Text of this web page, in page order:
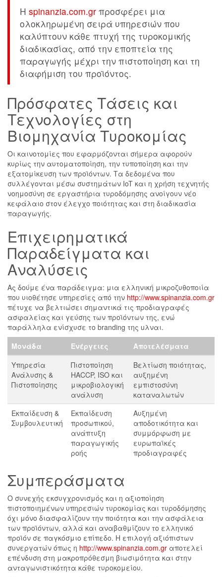
Η spinanzia.com.gr προσφέρει μια
ολοκληρωμένη σειρά υπηρεσιών που
καλύπτουν κάθε πτυχή της τυροκομικής
διαδικασίας, από την εποπτεία της
παραγωγής μέχρι την πιστοποίηση και τη
διαφήμιση του προϊόντος.
Πρόσφατες Τάσεις και
Τεχνολογίες στη
Βιομηχανία Τυροκομίας
Οι καινοτομίες που εφαρμόζονται σήμερα αφορούν
κυρίως την αυτοματοποίηση, την τυποποίηση και την
εξατομίκευση των προϊόντων. Τα δεδομένα που
συλλέγονται μέσω συστημάτων IoT και η χρήση τεχνητής
νοημοσύνη σε εργαστήρια τυροδόμησης ανοίγουν νέο
κεφάλαιο στον έλεγχο ποιότητας και στη διαδικασία
παραγωγής.
Επιχειρηματικά
Παραδείγματα και
Αναλύσεις
Ας δούμε ένα παράδειγμα: μια ελληνική μικροζυθοποιία
που υιοθέτησε υπηρεσίες από την http://www.spinanzia.com.gr
πέτυχε να βελτιώσει σημαντικά τις προδιαγραφές
ασφαλείας και γεύσης των προϊόντων της, ενώ
παράλληλα ενίσχυσε το branding της uλναι.
Μονάδα
Ενέργειες
Αποτελέσματα
Υπηρεσία
Ανάλυσης &
Πιστοποίησης
Πιστοποίηση
HACCP, ISO και
μικροβιολογική
ανάλυση
Βελτίωση ποιότητας,
αυξημένη
εμπιστοσύνη
καταναλωτών
Εκπαίδευση &
Συμβουλευτική
Εκπαίδευση
προσωπικού,
ανάπτυξη
παραγωγικής
ροής
Αυξημένη
αποδοτικότητα και
συμμόρφωση με
ευρωπαϊκές
προδιαγραφές
Συμπεράσματα
Ο συνεχής εκσυγχρονισμός και η αξιοποίηση
πιστοποιημένων υπηρεσιών τυροκομίας και τυροδόμησης
όχι μόνο διασφαλίζουν την ποιότητα και την ασφάλεια
των προϊόντων, αλλά και αναβαθμίζουν το ελληνικό
προϊόν σε παγκόσμιο επίπεδο. Η επιλογή αξιόπιστων
συνεργατών όπως η http://www.spinanzia.com.gr αποτελεί
επένδυση στη μακροπρόθεσμη βιωσιμότητα και στην
ανταγωνιστικότητα κάθε τυροκομείου.